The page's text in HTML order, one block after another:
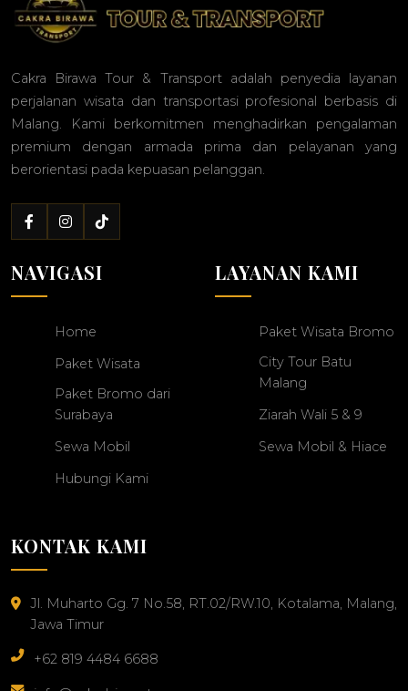
Cakra Birawa Tour & Transport adalah penyedia layanan
perjalanan wisata dan transportasi profesional berbasis di
Malang. Kami berkomitmen menghadirkan pengalaman
premium dengan armada prima dan pelayanan yang
berorientasi pada kepuasan pelanggan.
NAVIGASI
Home
Paket Wisata
Paket Bromo dari
Surabaya
Sewa Mobil
Hubungi Kami
LAYANAN KAMI
Paket Wisata Bromo
City Tour Batu
Malang
Ziarah Wali 5 & 9
Sewa Mobil & Hiace
KONTAK KAMI
Jl. Muharto Gg. 7 No.58, RT.02/RW.10, Kotalama, Malang,
Jawa Timur
+62 819 4484 6688